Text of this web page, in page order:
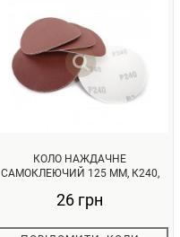
КОЛО НАЖДАЧНЕ
САМОКЛЕЮЧИЙ 125 ММ, К240,
26 грн